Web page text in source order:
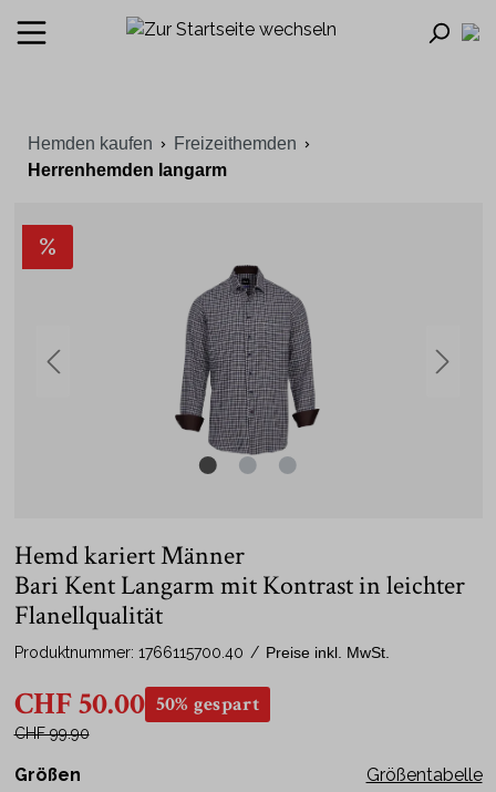
Hemden kaufen
Freizeithemden
Herrenhemden langarm
%
Hemd kariert Männer
Bari Kent Langarm mit Kontrast in leichter
Flanellqualität
Produktnummer: 1766115700.40 / Preise inkl. MwSt.
CHF 50.00 50% gespart
CHF 99.90
Größentabelle
Größen